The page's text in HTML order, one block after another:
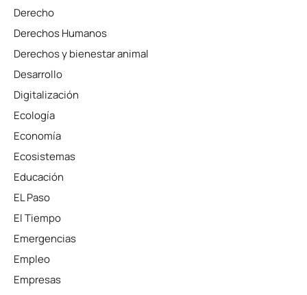
Derecho
Derechos Humanos
Derechos y bienestar animal
Desarrollo
Digitalización
Ecología
Economía
Ecosistemas
Educación
EL Paso
El Tiempo
Emergencias
Empleo
Empresas